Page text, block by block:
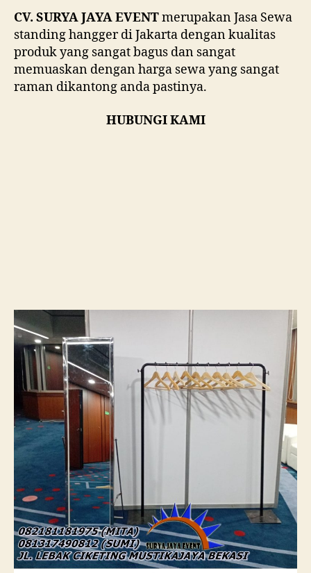
CV. SURYA JAYA EVENTmerupakan Jasa Sewa
standing hangger di Jakarta dengan kualitas
produk yang sangat bagus dan sangat
memuaskan dengan harga sewa yang sangat
raman dikantong anda pastinya.
HUBUNGI KAMI